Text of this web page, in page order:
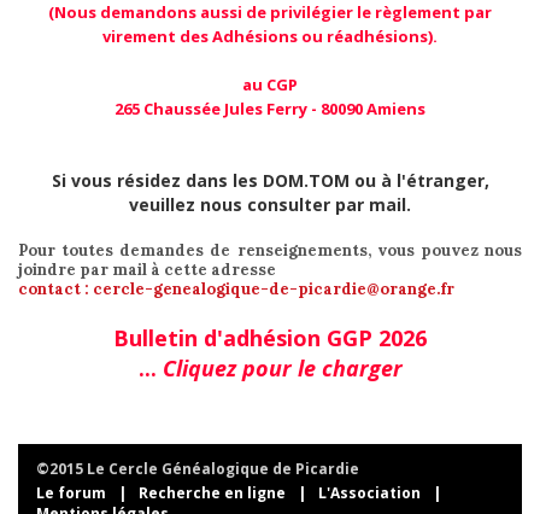
(Nous demandons aussi de privilégier le règlement par
virement des Adhésions ou réadhésions).
au CGP
265 Chaussée Jules Ferry - 80090 Amiens
Si vous résidez dans les DOM.TOM ou à l'étranger,
veuillez nous consulter par mail.
Pour toutes demandes de renseignements, vous pouvez nous
joindre par mail à cette adresse
contact : cercle-genealogique-de-picardie@orange.fr
Bulletin d'adhésion GGP 2026
... Cliquez pour le charger
©2015 Le Cercle Généalogique de Picardie
Le forum
| Recherche en ligne | L'Association
|